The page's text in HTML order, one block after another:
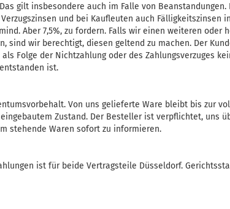
gilt insbesondere auch im Falle von Beanstandungen.
und bei Kaufleuten auch Fälligkeitszinsen
Aber 7,5%, zu fordern. Falls wir einen weiteren oder
sind wir berechtigt, diesen geltend zu machen. Der
Folge der Nichtzahlung oder des Zahlungsverzuges
ist.
Von uns gelieferte Ware bleibt bis zur
Zustand. Der Besteller ist verpflichtet, uns
stehende Waren sofort zu informieren.
ist für beide Vertragsteile Düsseldorf.